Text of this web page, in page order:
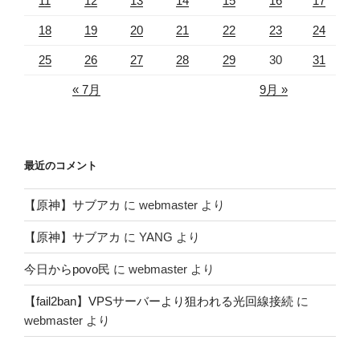
18 19 20 21 22 23 24
25 26 27 28 29 30 31
« 7月 9月 »
最近のコメント
【原神】サブアカ に webmaster より
【原神】サブアカ に YANG より
今日からpovo民 に webmaster より
【fail2ban】VPSサーバーより狙われる光回線接続 に
webmaster より